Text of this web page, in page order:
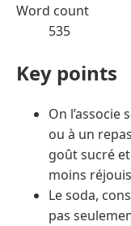
Word count
535
Key points
On
ou à un
goût sucré
moins
Le soda,
pas